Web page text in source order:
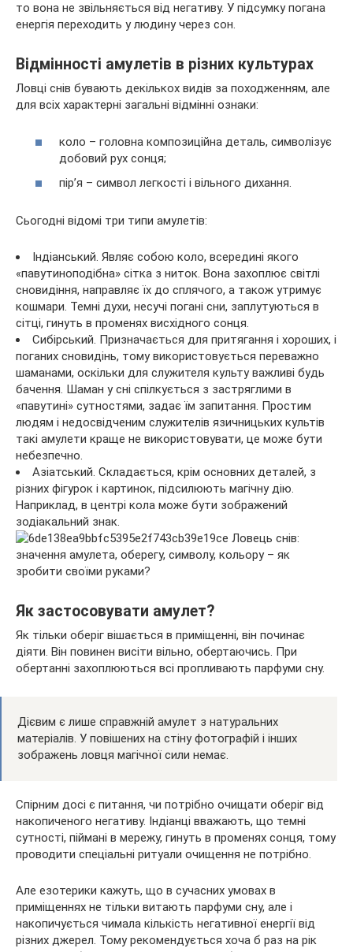
то вона не звільняється від негативу. У підсумку погана
енергія переходить у людину через сон.
Відмінності амулетів в різних культурах
Ловці снів бувають декількох видів за походженням, але
для всіх характерні загальні відмінні ознаки:
коло – головна композиційна деталь, символізує
добовий рух сонця;
пір’я – символ легкості і вільного дихання.
Сьогодні відомі три типи амулетів:
Індіанський. Являє собою коло, всередині якого
«павутиноподібна» сітка з ниток. Вона захоплює світлі
сновидіння, направляє їх до сплячого, а також утримує
кошмари. Темні духи, несучі погані сни, заплутуються в
сітці, гинуть в променях висхідного сонця.
Сибірський. Призначається для притягання і хороших, і
поганих сновидінь, тому використовується переважно
шаманами, оскільки для служителя культу важливі будь
бачення. Шаман у сні спілкується з застряглими в
«павутині» сутностями, задає їм запитання. Простим
людям і недосвідченим служителів язичницьких культів
такі амулети краще не використовувати, це може бути
небезпечно.
Азіатський. Складається, крім основних деталей, з
різних фігурок і картинок, підсилюють магічну дію.
Наприклад, в центрі кола може бути зображений
зодіакальний знак.
Як застосовувати амулет?
Як тільки оберіг вішається в приміщенні, він починає
діяти. Він повинен висіти вільно, обертаючись. При
обертанні захоплюються всі пропливають парфуми сну.
Дієвим є лише справжній амулет з натуральних
матеріалів. У повішених на стіну фотографій і інших
зображень ловця магічної сили немає.
Спірним досі є питання, чи потрібно очищати оберіг від
накопиченого негативу. Індіанці вважають, що темні
сутності, піймані в мережу, гинуть в променях сонця, тому
проводити спеціальні ритуали очищення не потрібно.
Але езотерики кажуть, що в сучасних умовах в
приміщеннях не тільки витають парфуми сну, але і
накопичується чимала кількість негативної енергії від
різних джерел. Тому рекомендується хоча б раз на рік